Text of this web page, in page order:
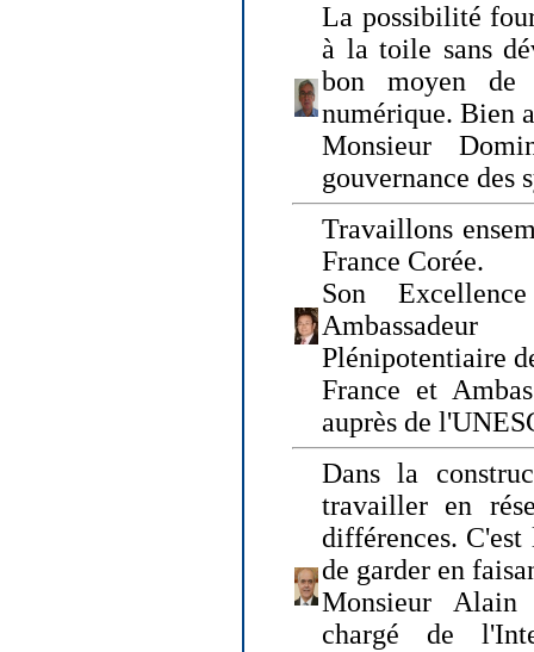
La possibilité
à la toile sans
bon moyen de
numérique. Bien
Monsieur
gouvernance des
Travaillons
France Corée.
Son
Plénipotentiaire
France et
auprès de
Dans la
travailler en
différences.
de garder en
Monsieur Alain
chargé de